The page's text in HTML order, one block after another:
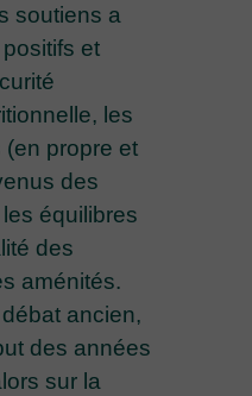
soutiens a
et
les
propre et
des
les équilibres
des
aménités.
ancien,
des années
sur la